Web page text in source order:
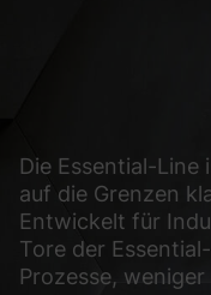
Die Essential-
auf die Grenzen
Entwickelt für
Tore der
Prozesse,